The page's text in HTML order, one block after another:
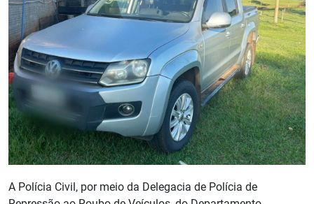
A Polícia Civil, por meio da Delegacia de Polícia de